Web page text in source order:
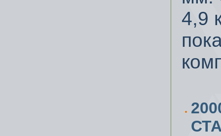
4,9